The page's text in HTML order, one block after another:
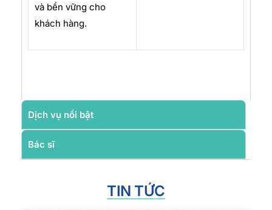
và bền vững cho
khách hàng.
Dịch vụ nổi bật
Bác sĩ
TIN TỨC